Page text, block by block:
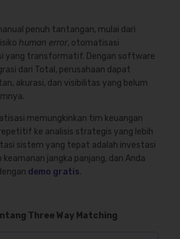
penuh tantangan, mulai dari
human error, otomatisasi
yang transformatif. Dengan software
dari Total, perusahaan dapat
akurasi, dan visibilitas yang belum
memungkinkan tim keuangan
ke analisis strategis yang lebih
sistem yang tepat adalah investasi
jangka panjang, dan Anda
demo gratis.
Three Way Matching